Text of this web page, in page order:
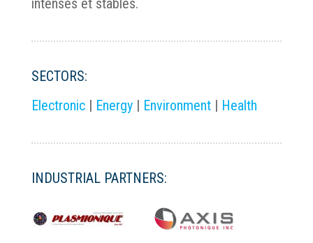
intenses et stables.
SECTORS:
Electronic| Energy| Environment| Health
INDUSTRIAL PARTNERS: